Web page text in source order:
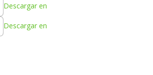
Descargar en
Descargar en